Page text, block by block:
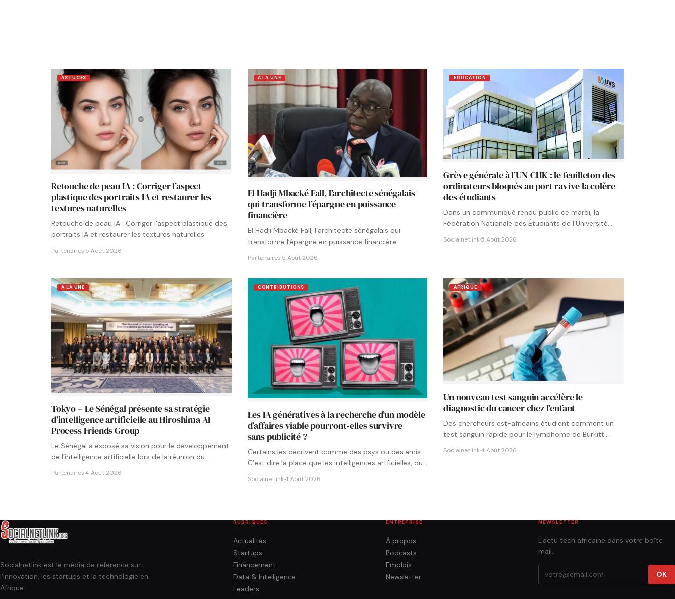
ASTUCES
Retouche de peau IA : Corriger l’aspect
plastique des portraits IA et restaurer les
textures naturelles
Retouche de peau IA : Corriger l'aspect plastique des
portraits IA et restaurer les textures naturelles
Partenaires·5 Août 2026
A LA UNE
El Hadji Mbacké Fall, l’architecte sénégalais
qui transforme l’épargne en puissance
financière
El Hadji Mbacké Fall, l’architecte sénégalais qui
transforme l’épargne en puissance financière
Partenaires·5 Août 2026
EDUCATION
Grève générale à l’UN-CHK : le feuilleton des
ordinateurs bloqués au port ravive la colère
des étudiants
Dans un communiqué rendu public ce mardi, la
Fédération Nationale des Étudiants de l’Université
Socialnetlink·5 Août 2026
A LA UNE
Tokyo – Le Sénégal présente sa stratégie
d’intelligence artificielle au Hiroshima AI
Process Friends Group
Le Sénégal a exposé sa vision pour le développement
de l’intelligence artificielle lors de la réunion du
Partenaires·4 Août 2026
CONTRIBUTIONS
Les IA génératives à la recherche d’un modèle
d’affaires viable pourront‑elles survivre
sans publicité ?
Certains les décrivent comme des psys ou des amis.
C’est dire la place que les intelligences artficielles, ou…
Socialnetlink·4 Août 2026
AFRIQUE
Un nouveau test sanguin accélère le
diagnostic du cancer chez l’enfant
Des chercheurs est-africains étudient comment un
test sanguin rapide pour le lymphome de Burkitt
Socialnetlink·4 Août 2026
Socialnetlink est le média de référence sur
l'innovation, les startups et la technologie en
Afrique.
RUBRIQUES
Actualités
Startups
Financement
Data & Intelligence
Leaders
ENTREPRISE
À propos
Podcasts
Emplois
Newsletter
NEWSLETTER
L'actu tech africaine dans votre boîte
mail.
OK